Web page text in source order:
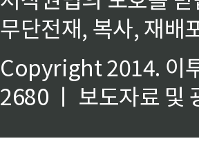
무단전재, 복사, 재배
Copyright 2014. 이
2680 ㅣ 보도자료